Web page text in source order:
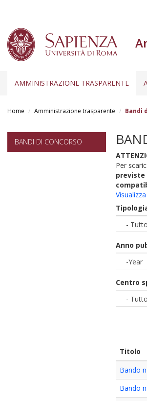
AMMINISTRAZIONE TRASPARENTE
Home Amministrazione trasparente Bandi
BANDI DI CONCORSO
Per
previste
-
Anno
-Year
Centro
-
Titolo
Bando
Bando